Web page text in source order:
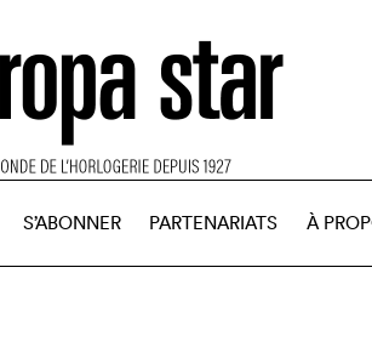
S’ABONNER PARTENARIATS À